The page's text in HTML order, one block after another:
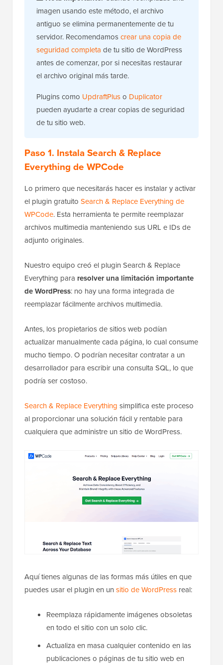
imagen usando este método, el archivo
antiguo se elimina permanentemente de tu
servidor. Recomendamoscrear una copia de
seguridad completa de tu sitio de WordPress
antes de comenzar, por si necesitas restaurar
el archivo original más tarde.
Plugins como UpdraftPluso Duplicator
pueden ayudarte a crear copias de seguridad
de tu sitio web.
Paso 1. Instala Search & Replace
Everything de WPCode
Lo primero que necesitarás hacer es instalar y activar
el plugin gratuito Search & Replace Everything de
WPCode. Esta herramienta te permite reemplazar
archivos multimedia manteniendo sus URL e IDs de
adjunto originales.
Nuestro equipo creó el plugin Search & Replace
Everything para resolver una limitación importante
de WordPress: no hay una forma integrada de
reemplazar fácilmente archivos multimedia.
Antes, los propietarios de sitios web podían
actualizar manualmente cada página, lo cual consume
mucho tiempo. O podrían necesitar contratar a un
desarrollador para escribir una consulta SQL, lo que
podría ser costoso.
Search & Replace Everything simplifica este proceso
al proporcionar una solución fácil y rentable para
cualquiera que administre un sitio de WordPress.
Aquí tienes algunas de las formas más útiles en que
puedes usar el plugin en un sitio de WordPress real:
Reemplaza rápidamente imágenes obsoletas
en todo el sitio con un solo clic.
Actualiza en masa cualquier contenido en las
publicaciones o páginas de tu sitio web en